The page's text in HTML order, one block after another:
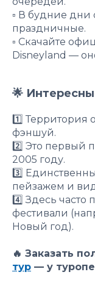
▫️ В будние дни
праздничные.
▫️ Скачайте
Disneyland —
🌟
1️⃣
фэншуй.
2️⃣ Это первый
2005 году.
3️⃣
пейзажем и
4️⃣ Здесь часто
фестивали
Новый год).
🔥 Заказать
тур — у